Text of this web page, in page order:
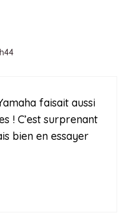
faisait aussi
! C’est surprenant
bien en essayer